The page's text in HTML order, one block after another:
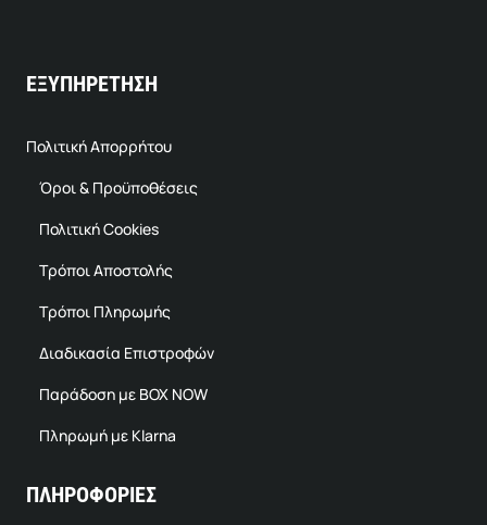
ΕΞΥΠΗΡΕΤΗΣΗ
Πολιτική Απορρήτου
Όροι & Προϋποθέσεις
Πολιτική Cookies
Τρόποι Αποστολής
Τρόποι Πληρωμής
Διαδικασία Επιστροφών
Παράδοση με BOX NOW
Πληρωμή με Klarna
ΠΛΗΡΟΦΟΡΙΕΣ